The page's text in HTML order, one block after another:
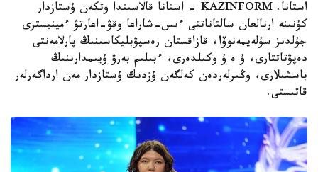
استانا. KAZINFORM - استانا قالاسىندا وتكەن ۇستازدار
كۇنىنە ارنالعان سالتاناتتى ءىس-شاراعا وقۋ-اعارتۋ ءمينيسترى
جۇلدىز سۇلەيمەنوۆا، قازاقستان رەسپۋبليكاسىنىڭ پارلامەنتى
دەپۋتاتتارى، ۇ ە ۇ وكىلدەرى، ءبىلىم بەرۋ ۇيىمدارىنىڭ
باسشىلارى، وڭىرلەردەن كەلگەن ۇزدىك ۇستازدار مەن ارداگەرلەر
قاتىستى.